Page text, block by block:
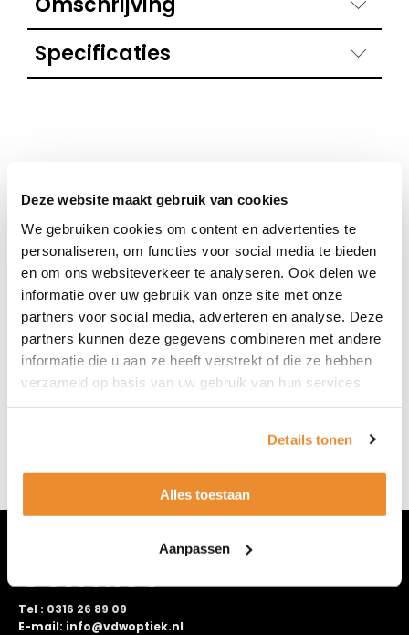
Deze website maakt gebruik van cookies
We gebruiken cookies om content en advertenties te
personaliseren, om functies voor social media te bieden
en om ons websiteverkeer te analyseren. Ook delen we
informatie over uw gebruik van onze site met onze
partners voor social media, adverteren en analyse. Deze
partners kunnen deze gegevens combineren met andere
informatie die u aan ze heeft verstrekt of die ze hebben
verzameld op basis van uw gebruik van hun services.
Details tonen
Alles toestaan
Aanpassen
Specificaties
Shop nu deze merken
Als je graag monturen of zonnebrillen wilt passen
van deze mooie merken, maak dan online een
afspraak of loop eens binnen bij Van de Wetering
Optiek & Optometrie in Duiven.
Contact
Tel : 0316 26 89 09
E-mail: info@vdwoptiek.nl